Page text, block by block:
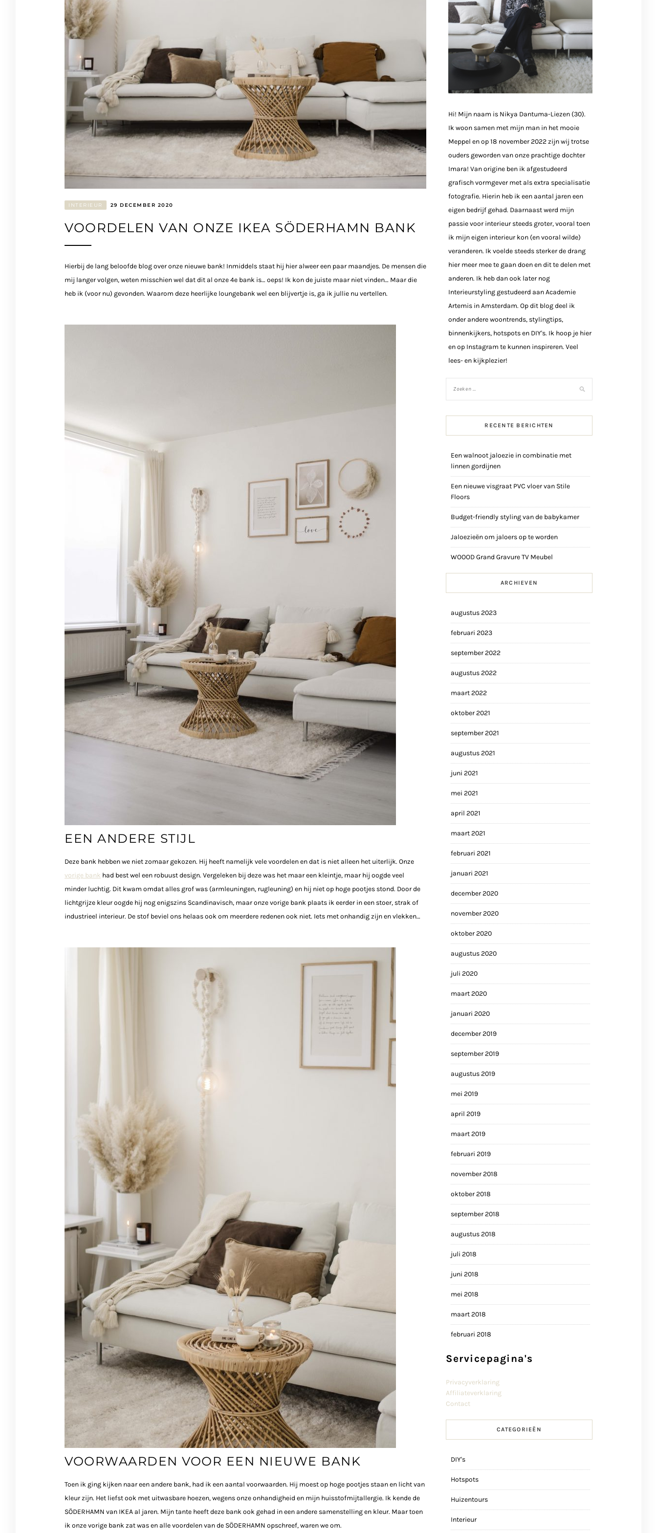
INTERIEUR 29 DECEMBER 2020
VOORDELEN VAN ONZE IKEA SÖDERHAMN BANK
Hierbij de lang beloofde blog over onze nieuwe bank! Inmiddels staat hij hier alweer een paar maandjes. De mensen die
mij langer volgen, weten misschien wel dat dit al onze 4e bank is… oeps! Ik kon de juiste maar niet vinden… Maar die
heb ik (voor nu) gevonden. Waarom deze heerlijke loungebank wel een blijvertje is, ga ik jullie nu vertellen.
EEN ANDERE STIJL
Deze bank hebben we niet zomaar gekozen. Hij heeft namelijk vele voordelen en dat is niet alleen het uiterlijk. Onze
vorige bank had best wel een robuust design. Vergeleken bij deze was het maar een kleintje, maar hij oogde veel
minder luchtig. Dit kwam omdat alles grof was (armleuningen, rugleuning) en hij niet op hoge pootjes stond. Door de
lichtgrijze kleur oogde hij nog enigszins Scandinavisch, maar onze vorige bank plaats ik eerder in een stoer, strak of
industrieel interieur. De stof beviel ons helaas ook om meerdere redenen ook niet. Iets met onhandig zijn en vlekken…
VOORWAARDEN VOOR EEN NIEUWE BANK
Toen ik ging kijken naar een andere bank, had ik een aantal voorwaarden. Hij moest op hoge pootjes staan en licht van
kleur zijn. Het liefst ook met uitwasbare hoezen, wegens onze onhandigheid en mijn huisstofmijtallergie. Ik kende de
SÖDERHAMN van IKEA al jaren. Mijn tante heeft deze bank ook gehad in een andere samenstelling en kleur. Maar toen
ik onze vorige bank zat was en alle voordelen van de SÖDERHAMN opschreef, waren we om.
Hi! Mijn naam is Nikya Dantuma-Liezen (30).
Ik woon samen met mijn man in het mooie
Meppel en op 18 november 2022 zijn wij trotse
ouders geworden van onze prachtige dochter
Imara! Van origine ben ik afgestudeerd
grafisch vormgever met als extra specialisatie
fotografie. Hierin heb ik een aantal jaren een
eigen bedrijf gehad. Daarnaast werd mijn
passie voor interieur steeds groter, vooral toen
ik mijn eigen interieur kon (en vooral wilde)
veranderen. Ik voelde steeds sterker de drang
hier meer mee te gaan doen en dit te delen met
anderen. Ik heb dan ook later nog
Interieurstyling gestudeerd aan Academie
Artemis in Amsterdam. Op dit blog deel ik
onder andere woontrends, stylingtips,
binnenkijkers, hotspots en DIY's. Ik hoop je hier
en op Instagram te kunnen inspireren. Veel
lees- en kijkplezier!
RECENTE BERICHTEN
Een walnoot jaloezie in combinatie met
linnen gordijnen
Een nieuwe visgraat PVC vloer van Stile
Floors
Budget-friendly styling van de babykamer
Jaloezieën om jaloers op te worden
WOOOD Grand Gravure TV Meubel
ARCHIEVEN
augustus 2023
februari 2023
september 2022
augustus 2022
maart 2022
oktober 2021
september 2021
augustus 2021
juni 2021
mei 2021
april 2021
maart 2021
februari 2021
januari 2021
december 2020
november 2020
oktober 2020
augustus 2020
juli 2020
maart 2020
januari 2020
december 2019
september 2019
augustus 2019
mei 2019
april 2019
maart 2019
februari 2019
november 2018
oktober 2018
september 2018
augustus 2018
juli 2018
juni 2018
mei 2018
maart 2018
februari 2018
Servicepagina's
Privacyverklaring
Affiliateverklaring
Contact
CATEGORIEËN
DIY's
Hotspots
Huizentours
Interieur